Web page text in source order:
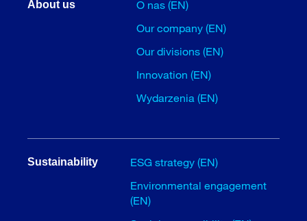
About us
O nas (EN)
Our company (EN)
Our divisions (EN)
Innovation (EN)
Wydarzenia (EN)
Sustainability
ESG strategy (EN)
Environmental engagement
(EN)